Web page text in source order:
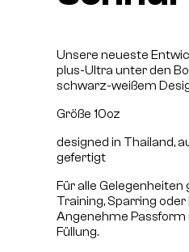
Unsere neueste
plus-Ultra unter den
schwarz-weißem
Größe 10oz
designed in Thailand,
gefertigt
Für alle Gelegenheiten
Training, Sparring oder
Angenehme Passform
Füllung.